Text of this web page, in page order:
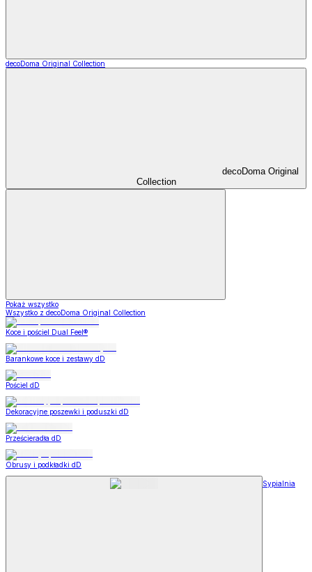
decoDoma Original Collection
decoDoma Original
Collection
Pokaż wszystko
Wszystko z decoDoma Original Collection
Koce i pościel Dual Feel®
Barankowe koce i zestawy dD
Pościel dD
Dekoracyjne poszewki i poduszki dD
Prześcieradła dD
Obrusy i podkładki dD
Sypialnia